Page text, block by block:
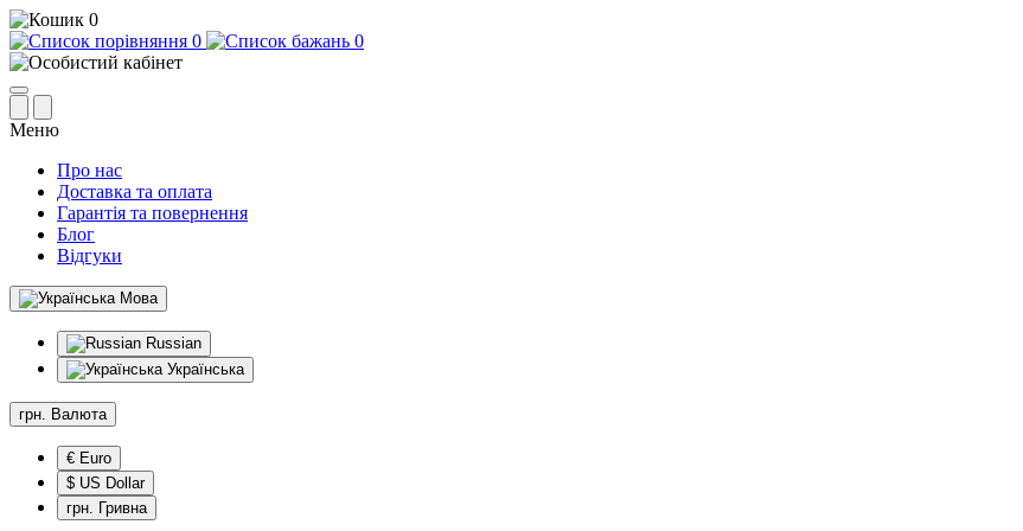
0
0
0
Меню
Про нас
Доставка та оплата
Гарантія та повернення
Блог
Відгуки
Мова
Russian
Українська
грн. Валюта
€ Euro
$ US Dollar
грн. Гривна